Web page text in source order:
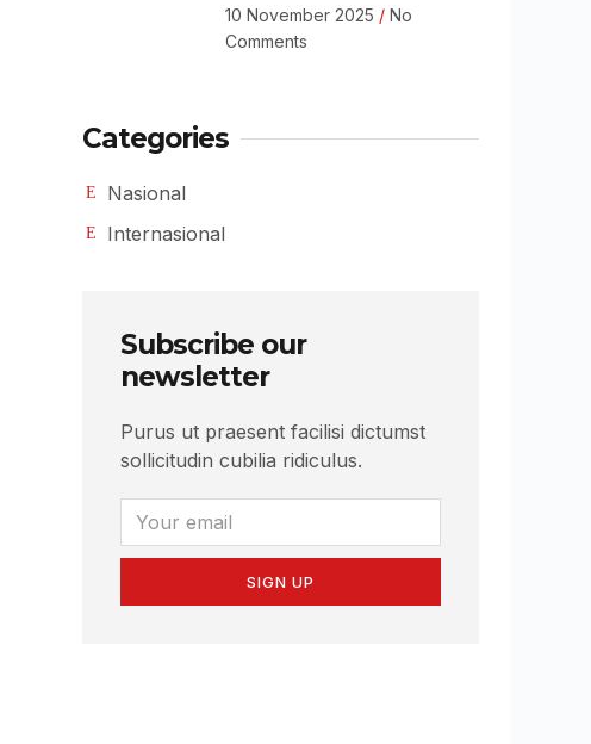
10 November 2025
No
Comments
Categories
Nasional
Internasional
Subscribe our
newsletter
Purus ut praesent facilisi dictumst
sollicitudin cubilia ridiculus.
SIGN UP